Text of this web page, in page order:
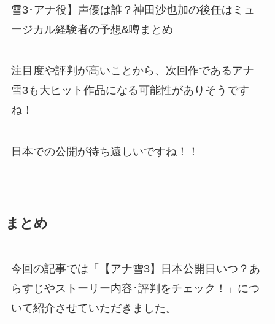
雪3･アナ役】声優は誰？神田沙也加の後任はミュ
ージカル経験者の予想&噂まとめ
注目度や評判が高いことから、次回作であるアナ
雪3も大ヒット作品になる可能性がありそうです
ね！
日本での公開が待ち遠しいですね！！
まとめ
今回の記事では「【アナ雪3】日本公開日いつ？あ
らすじやストーリー内容･評判をチェック！」につ
いて紹介させていただきました。